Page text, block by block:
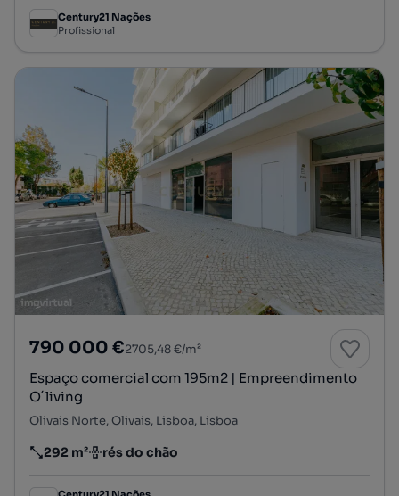
Century21 Nações
Profissional
790 000 €2705,48 €/m²
Espaço comercial com 195m2 | Empreendimento
O´living
Olivais Norte, Olivais, Lisboa, Lisboa
Preço por metro quadrado
292 m²
Andar rés do chão